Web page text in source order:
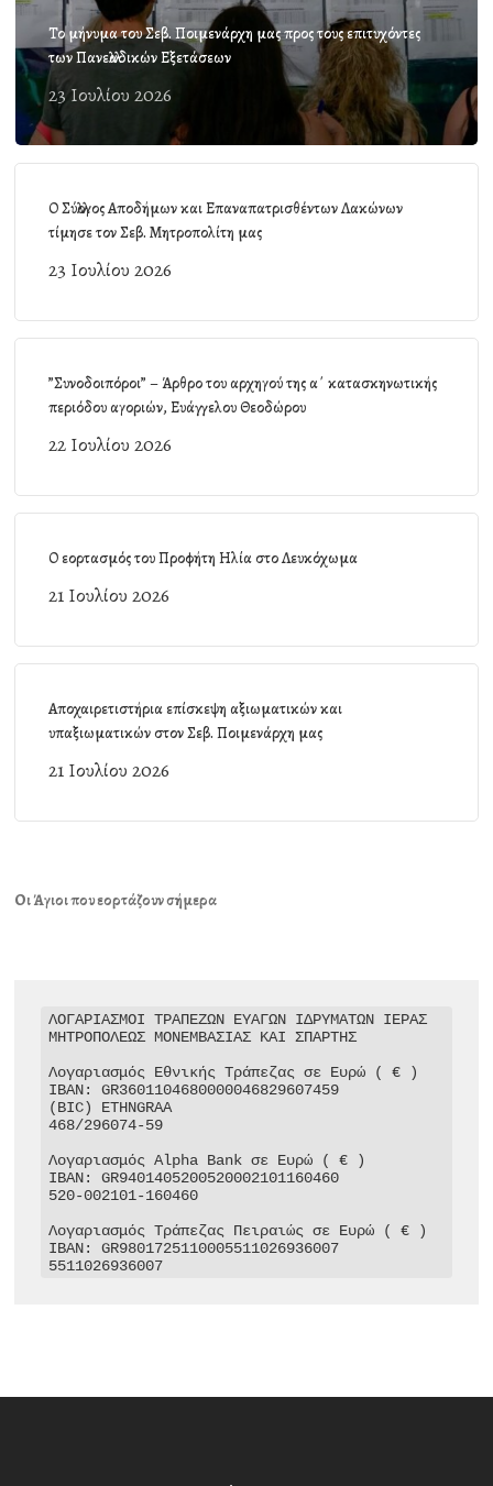
Το μήνυμα του Σεβ. Ποιμενάρχη μας προς τους επιτυχόντες
των Πανελλαδικών Εξετάσεων
23 Ιουλίου 2026
Ο Σύλλογος Αποδήμων και Επαναπατρισθέντων Λακώνων
τίμησε τον Σεβ. Μητροπολίτη μας
23 Ιουλίου 2026
”Συνοδοιπόροι” – Άρθρο του αρχηγού της α΄ κατασκηνωτικής
περιόδου αγοριών, Ευάγγελου Θεοδώρου
22 Ιουλίου 2026
Ο εορτασμός του Προφήτη Ηλία στο Λευκόχωμα
21 Ιουλίου 2026
Αποχαιρετιστήρια επίσκεψη αξιωματικών και
υπαξιωματικών στον Σεβ. Ποιμενάρχη μας
21 Ιουλίου 2026
Οι Άγιοι που εορτάζουν σήμερα
ΛΟΓΑΡΙΑΣΜΟΙ ΤΡΑΠΕΖΩΝ ΕΥΑΓΩΝ ΙΔΡΥΜΑΤΩΝ ΙΕΡΑΣ
ΜΗΤΡΟΠΟΛΕΩΣ ΜΟΝΕΜΒΑΣΙΑΣ ΚΑΙ ΣΠΑΡΤΗΣ
Λογαριασμός Εθνικής Τράπεζας σε Ευρώ ( € )
IBAN: GR3601104680000046829607459
(BIC) ETHNGRAA
468/296074-59
Λογαριασμός Alpha Bank σε Ευρώ ( € )
IBAN: GR9401405200520002101160460
520-002101-160460
Λογαριασμός Τράπεζας Πειραιώς σε Ευρώ ( € )
IBAN: GR9801725110005511026936007
5511026936007